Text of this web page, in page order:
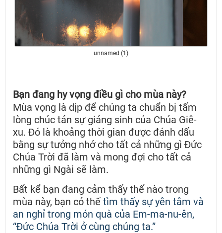
unnamed (1)
Bạn đang hy vọng điều gì cho mùa này?
Mùa vọng là dịp để chúng ta chuẩn bị tấm
lòng chúc tán sự giáng sinh của Chúa Giê-
xu. Đó là khoảng thời gian được đánh dấu
bằng sự tưởng nhớ cho tất cả những gì Đức
Chúa Trời đã làm và mong đợi cho tất cả
những gì Ngài sẽ làm.
Bất kể bạn đang cảm thấy thế nào trong
mùa này, bạn có thể tìm thấy sự yên tâm và
an nghỉ trong món quà của Em-ma-nu-ên,
“Đức Chúa Trời ở cùng chúng ta.”